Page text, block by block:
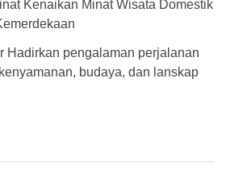
Kenaikan Minat Wisata Domestik
Hadirkan pengalaman perjalanan
budaya, dan lanskap